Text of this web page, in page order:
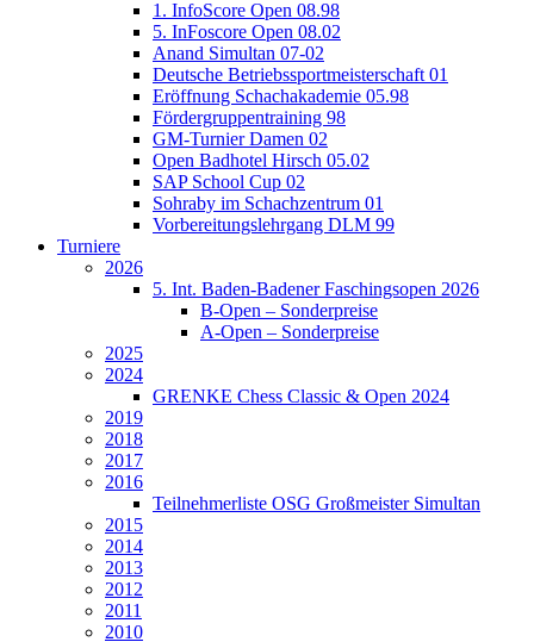
1. InfoScore Open 08.98
5. InFoscore Open 08.02
Anand Simultan 07-02
Deutsche Betriebssportmeisterschaft 01
Eröffnung Schachakademie 05.98
Fördergruppentraining 98
GM-Turnier Damen 02
Open Badhotel Hirsch 05.02
SAP School Cup 02
Sohraby im Schachzentrum 01
Vorbereitungslehrgang DLM 99
Turniere
2026
5. Int. Baden-Badener Faschingsopen 2026
B-Open – Sonderpreise
A-Open – Sonderpreise
2025
2024
GRENKE Chess Classic & Open 2024
2019
2018
2017
2016
Teilnehmerliste OSG Großmeister Simultan
2015
2014
2013
2012
2011
2010